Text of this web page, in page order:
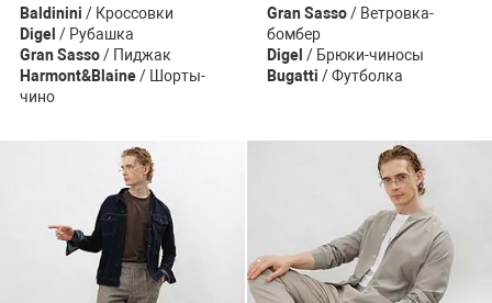
Baldinini / Кроссовки
Digel / Рубашка
Gran Sasso/ Пиджак
Harmont&Blaine/ Шорты-
чино
Gran Sasso/ Ветровка-
бомбер
Digel / Брюки-чиносы
Bugatti / Футболка